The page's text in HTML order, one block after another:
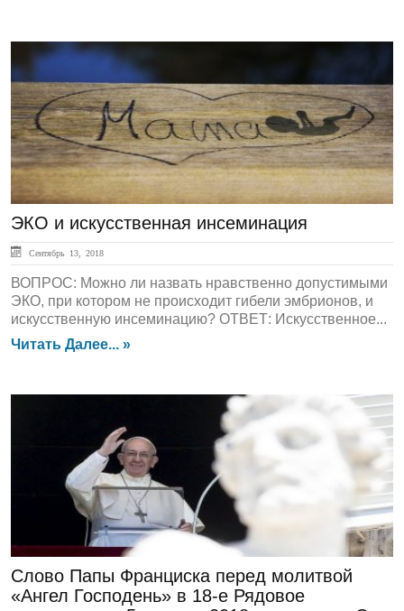
ЛЕНТА НОВОСТЕЙ
ЭКО и искусственная инсеминация
Сентябрь 13, 2018
ВОПРОС: Можно ли назвать нравственно допустимыми
ЭКО, при котором не происходит гибели эмбрионов, и
искусственную инсеминацию? ОТВЕТ: Искусственное...
Читать Далее... »
ЛЕНТА НОВОСТЕЙ
Слово Папы Франциска перед молитвой
«Ангел Господень» в 18-е Рядовое